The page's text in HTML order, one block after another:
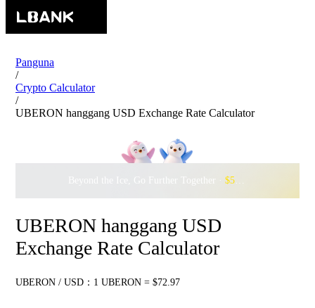
Panguna
/
Crypto Calculator
/
UBERON hanggang USD Exchange Rate Calculator
Beyond the Ice, Go Further Together · $500,000
UBERON hanggang USD
Exchange Rate Calculator
UBERON / USD：1 UBERON = $72.97